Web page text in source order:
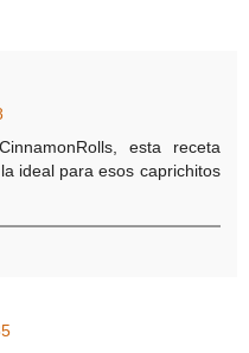
esta receta
ideal para esos caprichitos